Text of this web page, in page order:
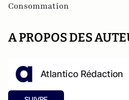
Consommation
A PROPOS DES
Atlantico Rédaction